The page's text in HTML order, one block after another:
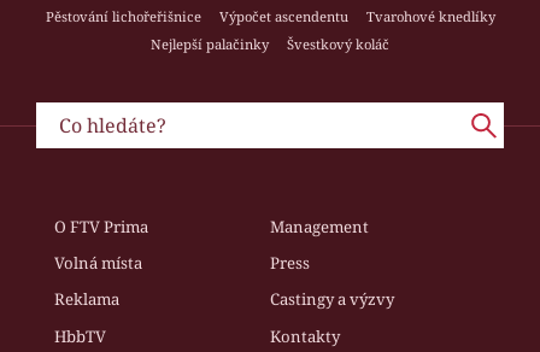
Pěstování lichořeřišnice
Výpočet ascendentu
Tvarohové knedlíky
Nejlepší palačinky
Švestkový koláč
O FTV Prima
Management
Volná místa
Press
Reklama
Castingy a výzvy
HbbTV
Kontakty